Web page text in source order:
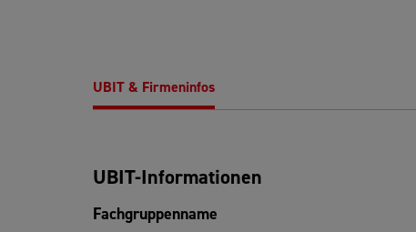
UBIT & Firmeninfos
UBIT-Informationen
Fachgruppenname